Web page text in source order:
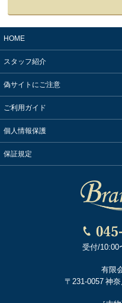
HOME
スタッフ紹介
偽サイトにご注意
ご利用ガイド
個人情報保護
保証規定
受付/10:00
有限
〒231-0057 神